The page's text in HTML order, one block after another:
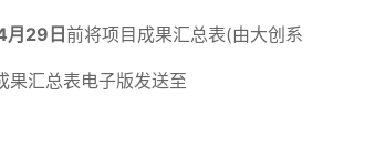
月29日 前将项目成果汇总表(由大创系
汇总表电子版发送至